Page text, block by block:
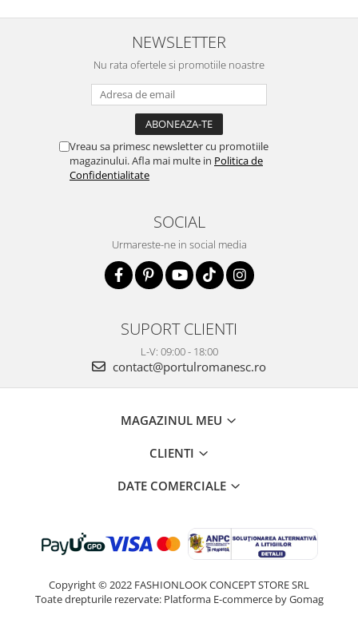
NEWSLETTER
Nu rata ofertele si promotiile noastre
Vreau sa primesc newsletter cu promotiile
magazinului. Afla mai multe in Politica de
Confidentialitate
SOCIAL
Urmareste-ne in social media
SUPORT CLIENTI
L-V: 09:00 - 18:00
contact@portulromanesc.ro
MAGAZINUL MEU
CLIENTI
DATE COMERCIALE
Copyright © 2022 FASHIONLOOK CONCEPT STORE SRL
Toate drepturile rezervate: Platforma E-commerce by Gomag